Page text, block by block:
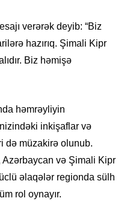
verərək deyib: “Biz
hazırıq. Şimali Kipr
Biz həmişə
həmrəyliyin
inkişaflar və
də müzakirə olunub.
Azərbaycan və Şimali Kipr
əlaqələr regionda sülh
rol oynayır.